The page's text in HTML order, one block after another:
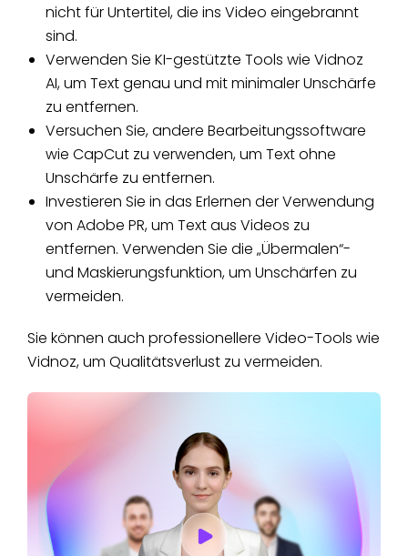
nicht für Untertitel, die ins Video eingebrannt
sind.
Verwenden Sie KI-gestützte Tools wie Vidnoz
AI, um Text genau und mit minimaler Unschärfe
zu entfernen.
Versuchen Sie, andere Bearbeitungssoftware
wie CapCut zu verwenden, um Text ohne
Unschärfe zu entfernen.
Investieren Sie in das Erlernen der Verwendung
von Adobe PR, um Text aus Videos zu
entfernen. Verwenden Sie die „Übermalen“-
und Maskierungsfunktion, um Unschärfen zu
vermeiden.
Sie können auch professionellere Video-Tools wie
Vidnoz, um Qualitätsverlust zu vermeiden.